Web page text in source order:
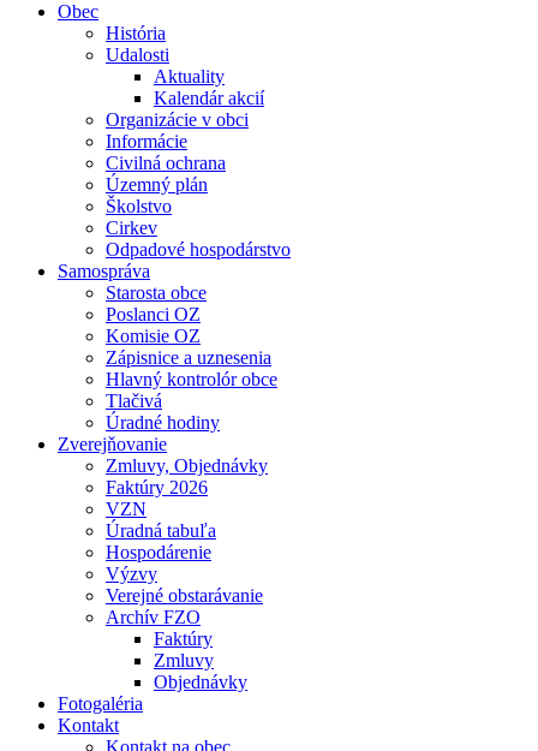
Obec
História
Udalosti
Aktuality
Kalendár akcií
Organizácie v obci
Informácie
Civilná ochrana
Územný plán
Školstvo
Cirkev
Odpadové hospodárstvo
Samospráva
Starosta obce
Poslanci OZ
Komisie OZ
Zápisnice a uznesenia
Hlavný kontrolór obce
Tlačivá
Úradné hodiny
Zverejňovanie
Zmluvy, Objednávky
Faktúry 2026
VZN
Úradná tabuľa
Hospodárenie
Výzvy
Verejné obstarávanie
Archív FZO
Faktúry
Zmluvy
Objednávky
Fotogaléria
Kontakt
Kontakt na obec